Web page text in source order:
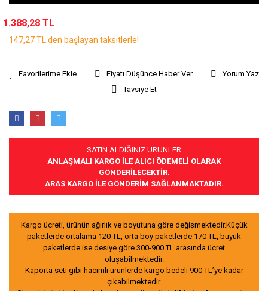
1.388,28 TL
147,27 TL den başlayan taksitlerle!
Fiyatı Düşünce Haber Ver
Yorum Yaz
Tavsiye Et
SATIN ALDIĞINIZ ÜRÜNLER
ANLAŞMALI KARGO İLE ALICI ÖDEMELİ OLARAK
GÖNDERİLECEKTİR.
ARAS KARGO İLE GÖNDERİM SAĞLANMAKTADIR.
Kargo ücreti, ürünün ağırlık ve boyutuna göre değişmektedir.Küçük
paketlerde ortalama 120 TL, orta boy paketlerde 170 TL, büyük
paketlerde ise desiye göre 300-900 TL arasında ücret
oluşabilmektedir.
Kaporta seti gibi hacimli ürünlerde kargo bedeli 900 TL’ye kadar
çıkabilmektedir.